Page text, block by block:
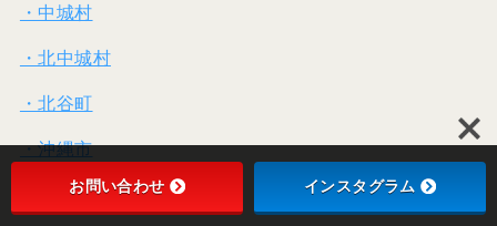
・中城村
・北中城村
・北谷町
・沖縄市
・読谷村お問い合わせ インスタグラム